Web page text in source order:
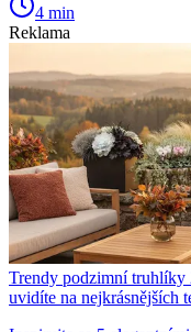
4 min
Reklama
Trendy podzimní truhlíky
uvidíte na nejkrásnějších